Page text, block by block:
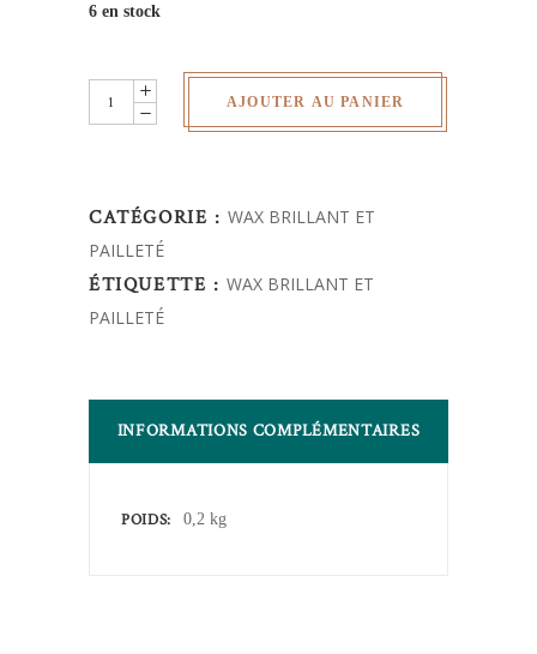
6 en stock
Wax
brillant-
quantity
AJOUTER AU PANIER
CATÉGORIE :WAX BRILLANT ET
PAILLETÉ
ÉTIQUETTE :WAX BRILLANT ET
PAILLETÉ
INFORMATIONS COMPLÉMENTAIRES
POIDS 0,2 kg